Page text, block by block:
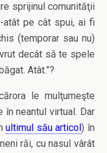
sprijinul comunităţii
atât pe cât spui, ai fi
(temporar sau nu)
decât să te spele
Atât.”?
le mulţumeşte
neantul virtual. Dar
ultimul său articol) în
răi, cu nasul vârât